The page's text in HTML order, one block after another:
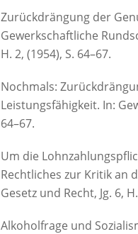
Zurückdrängung der
Gewerkschaftliche
H. 2, (1954), S. 64–67.
Nochmals:
Leistungsfähigkeit. In:
64–67.
Um die
Rechtliches zur Kritik an
Gesetz und Recht, Jg. 6,
Alkoholfrage und